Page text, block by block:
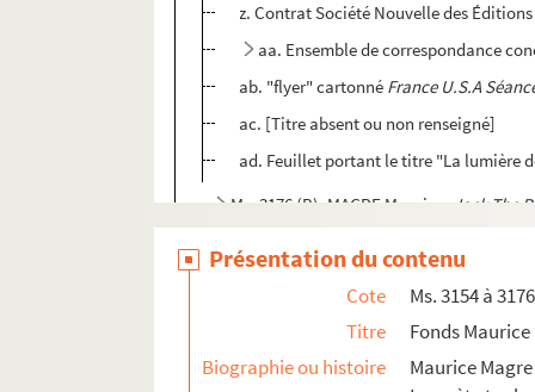
z. Contrat Société Nouvelle des
aa. Ensemble de correspondance
ab. "flyer" cartonné France U.S.A
ac. [Titre absent ou non renseigné]
ad. Feuillet portant le titre "La lumière
Ms. 3176 (B). MAGRE Maurice.
Jack The
Ms. 3177 (B). HENRIOT (Henry MAIGROT, dit
Ms. 3178 (C). LARREY, Auguste (1790-1871).
Ms. 3179 (B). BORREL, Félix (1807-1857).
Ms. 3180 (C). MARMONTEL, Jean-François
Présentation du contenu
Cote
Ms. 3154 à 3176
Titre
Fonds
Biographie ou histoire
Maurice